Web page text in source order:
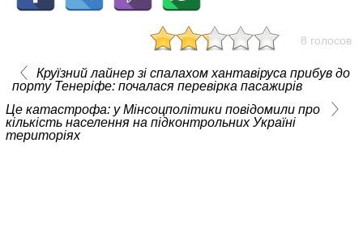
8 голосов
Круїзний лайнер зі спалахом хантавіруса прибув до
порту Тенеріфе: почалася перевірка пасажирів
Це катастрофа: у Мінсоцполітики повідомили про
кількість населення на підконтрольних Україні
територіях